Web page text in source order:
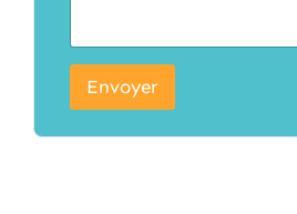
Envoyer